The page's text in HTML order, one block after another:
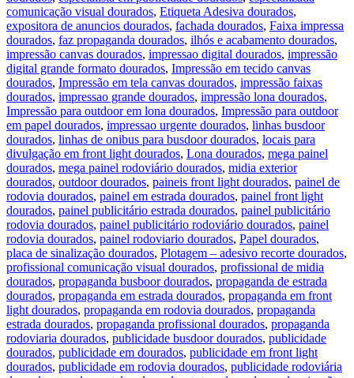
comunicação visual dourados, Etiqueta Adesiva dourados,
expositora de anuncios dourados, fachada dourados, Faixa impressa
dourados, faz propaganda dourados, ilhós e acabamento dourados,
impressão canvas dourados, impressao digital dourados, impressão
digital grande formato dourados, Impressão em tecido canvas
dourados, Impressão em tela canvas dourados, impressão faixas
dourados, impressao grande dourados, impressão lona dourados,
Impressão para outdoor em lona dourados, Impressão para outdoor
em papel dourados, impressao urgente dourados, linhas busdoor
dourados, linhas de onibus para busdoor dourados, locais para
divulgação em front light dourados, Lona dourados, mega painel
dourados, mega painel rodoviário dourados, midia exterior
dourados, outdoor dourados, paineis front light dourados, painel de
rodovia dourados, painel em estrada dourados, painel front light
dourados, painel publicitário estrada dourados, painel publicitário
rodovia dourados, painel publicitário rodoviário dourados, painel
rodovia dourados, painel rodoviario dourados, Papel dourados,
placa de sinalização dourados, Plotagem – adesivo recorte dourados,
profissional comunicação visual dourados, profissional de midia
dourados, propaganda busboor dourados, propaganda de estrada
dourados, propaganda em estrada dourados, propaganda em front
light dourados, propaganda em rodovia dourados, propaganda
estrada dourados, propaganda profissional dourados, propaganda
rodoviaria dourados, publicidade busdoor dourados, publicidade
dourados, publicidade em dourados, publicidade em front light
dourados, publicidade em rodovia dourados, publicidade rodoviária